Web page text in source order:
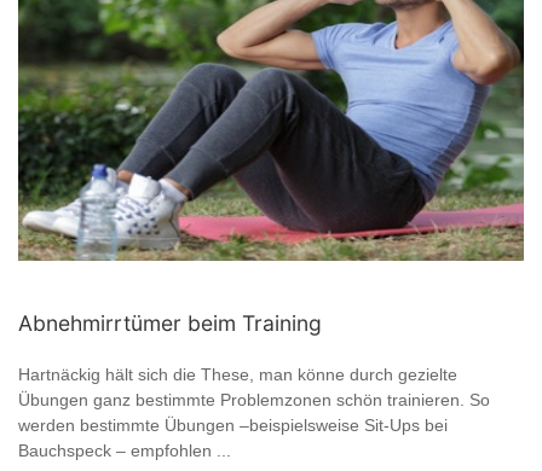
Abnehmirrtümer beim Training
Hartnäckig hält sich die These, man könne durch gezielte
Übungen ganz bestimmte Problemzonen schön trainieren. So
werden bestimmte Übungen –beispielsweise Sit-Ups bei
Bauchspeck – empfohlen ...